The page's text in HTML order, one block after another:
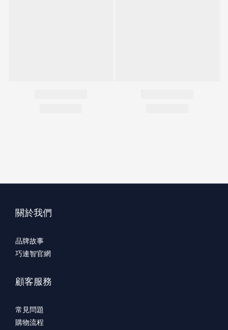
關於我們
品牌故事
巧連智官網
顧客服務
常見問題
購物流程